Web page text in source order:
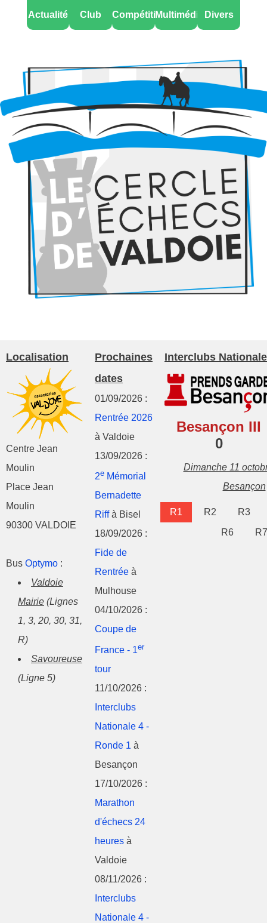
Actualité Club CompétitionsMultimédia Divers
Localisation
Centre Jean
Moulin
Place Jean
Moulin
90300 VALDOIE
Bus Optymo :
Valdoie
Mairie (Lignes
1, 3, 20, 30, 31,
R)
Savoureuse
(Ligne 5)
Prochaines
dates
01/09/2026 :
Rentrée 2026
à Valdoie
13/09/2026 :
2e Mémorial
Bernadette
Riffà Bisel
18/09/2026 :
Fide de
Rentrée à
Mulhouse
04/10/2026 :
Coupe de
France - 1er
tour
11/10/2026 :
Interclubs
Nationale 4 -
Ronde 1 à
Besançon
17/10/2026 :
Marathon
d'échecs 24
heures à
Valdoie
08/11/2026 :
Interclubs
Nationale 4 -
Interclubs
Besançon III
0
Dimanche 11
Besançon
R1 R2
R3
R6
R7